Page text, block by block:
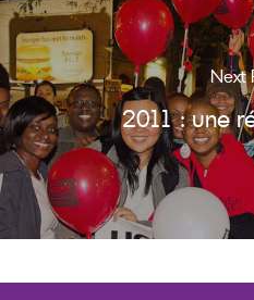
Next
2011 : une